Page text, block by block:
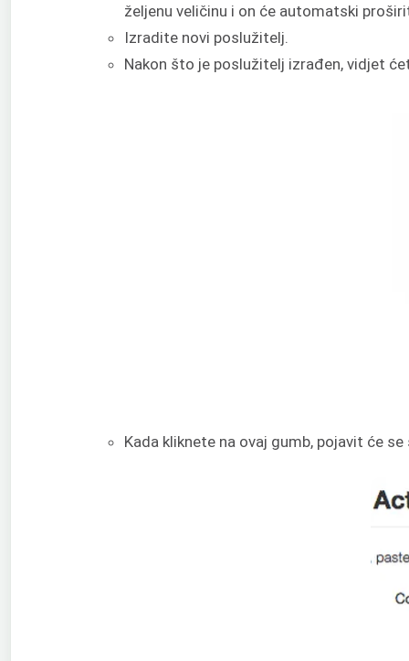
željenu veličinu i on će automatski
Izradite novi poslužitelj.
Nakon što je poslužitelj izrađen, vidjet
Kada kliknete na ovaj gumb, pojavit će